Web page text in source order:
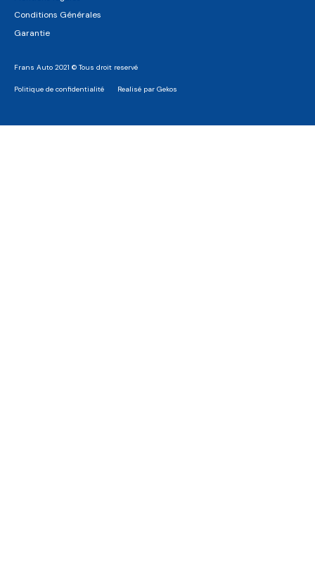
Conditions Générales
Garantie
Frans Auto 2021 © Tous droit reservé
Politique de confidentialité Realisé par Gekos